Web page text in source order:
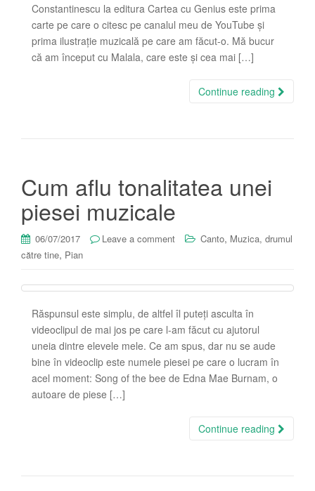
Constantinescu la editura Cartea cu Genius este prima
carte pe care o citesc pe canalul meu de YouTube și
prima ilustrație muzicală pe care am făcut-o. Mă bucur
că am început cu Malala, care este și cea mai […]
Continue reading
Cum aflu tonalitatea unei
piesei muzicale
06/07/2017 Leave a comment Canto, Muzica, drumul
către tine, Pian
Răspunsul este simplu, de altfel îl puteți asculta în
videoclipul de mai jos pe care l-am făcut cu ajutorul
uneia dintre elevele mele. Ce am spus, dar nu se aude
bine în videoclip este numele piesei pe care o lucram în
acel moment: Song of the bee de Edna Mae Burnam, o
autoare de piese […]
Continue reading